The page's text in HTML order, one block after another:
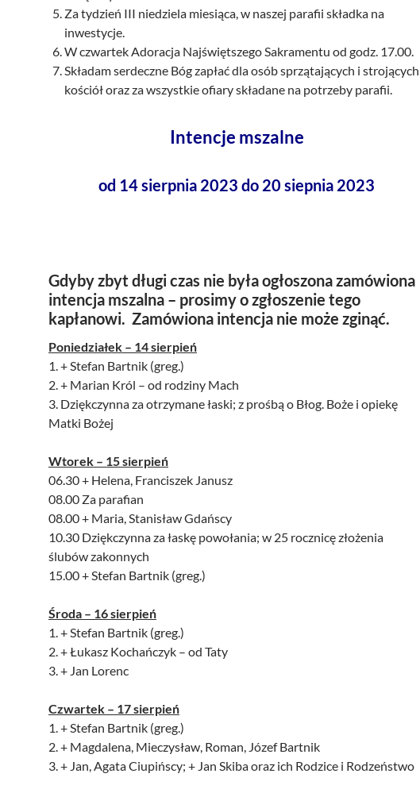
Za tydzień III niedziela miesiąca, w naszej parafii składka na
inwestycje.
W czwartek Adoracja Najświętszego Sakramentu od godz. 17.00.
Składam serdeczne Bóg zapłać dla osób sprzątających i strojących
kościół oraz za wszystkie ofiary składane na potrzeby parafii.
Intencje mszalne
od 14 sierpnia 2023 do 20 siepnia 2023
Gdyby zbyt długi czas nie była ogłoszona zamówiona
intencja mszalna – prosimy o zgłoszenie tego
kapłanowi. Zamówiona intencja nie może zginąć.
Poniedziałek – 14 sierpień
1. + Stefan Bartnik (greg.)
2. + Marian Król – od rodziny Mach
3. Dziękczynna za otrzymane łaski; z prośbą o Błog. Boże i opiekę
Matki Bożej
Wtorek – 15 sierpień
06.30 + Helena, Franciszek Janusz
08.00 Za parafian
08.00 + Maria, Stanisław Gdańscy
10.30 Dziękczynna za łaskę powołania; w 25 rocznicę złożenia
ślubów zakonnych
15.00 + Stefan Bartnik (greg.)
Środa – 16 sierpień
1. + Stefan Bartnik (greg.)
2. + Łukasz Kochańczyk – od Taty
3. + Jan Lorenc
Czwartek – 17 sierpień
1. + Stefan Bartnik (greg.)
2. + Magdalena, Mieczysław, Roman, Józef Bartnik
3. + Jan, Agata Ciupińscy; + Jan Skiba oraz ich Rodzice i Rodzeństwo